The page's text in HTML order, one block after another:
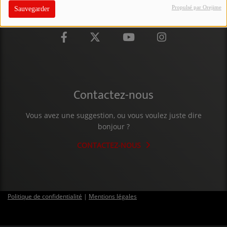
Sauvegarder Propulsé par Orejime
PARTICIPEZ
JEUX CONCOURS
L'ŒIL DE L'OIE | PRÉSENTATION
VIDÉOS | L’ŒIL DE L'OIE
PARTENAIRES
Contactez-nous
Vous avez une suggestion, ou vous voulez juste dire
bonjour ?
CONTACTEZ-NOUS
Politique de confidentialité | Mentions légales